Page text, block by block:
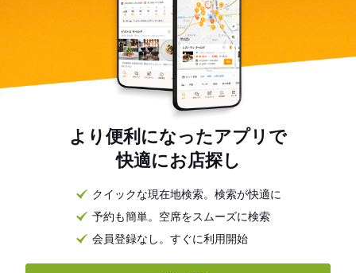
より便利になったアプリで
快適にお店探し
クイックな現在地検索。検索が快適に
予約も簡単。空席をスムーズに検索
会員登録なし。すぐに利用開始